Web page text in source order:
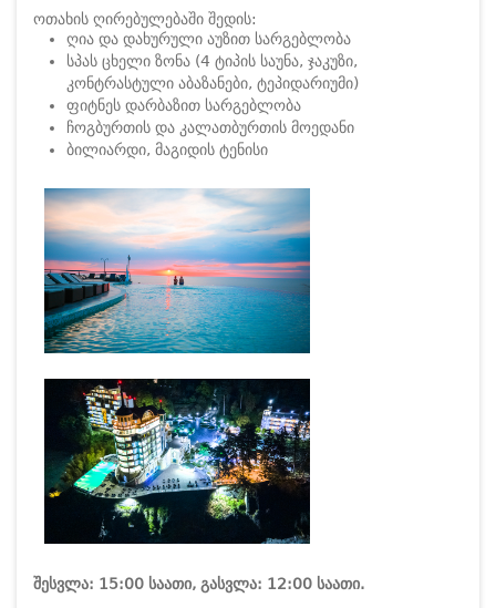
ოთახის ღირებულებაში შედის:
ღია და დახურული აუზით სარგებლობა
სპას ცხელი ზონა (4 ტიპის საუნა, ჯაკუზი,
კონტრასტული აბაზანები, ტეპიდარიუმი)
ფიტნეს დარბაზით სარგებლობა
ჩოგბურთის და კალათბურთის მოედანი
ბილიარდი, მაგიდის ტენისი
შესვლა: 15:00 საათი, გასვლა: 12:00 საათი.